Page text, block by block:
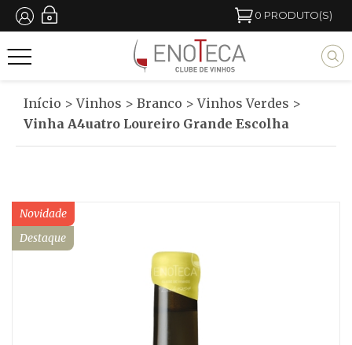
principal
0 PRODUTO(S)
M
k
Início >Vinhos > Branco >Vinhos Verdes >
Vinha A4uatro Loureiro Grande Escolha
Novidade
Destaque